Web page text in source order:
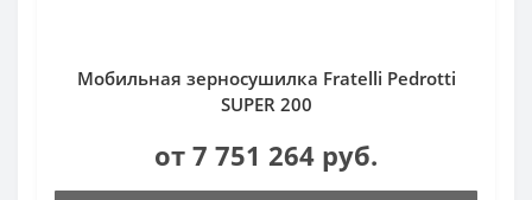
Мобильная зерносушилка Fratelli Pedrotti
SUPER 200
от 7 751 264 руб.